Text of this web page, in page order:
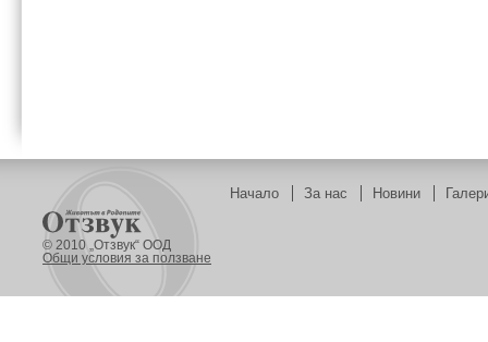
Начало За нас Новини
© 2010 „Отзвук“ ООД
Общи условия за ползване